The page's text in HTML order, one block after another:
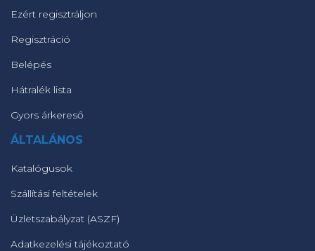
Ezért regisztráljon
Regisztráció
Belépés
Hátralék lista
Gyors árkereső
ÁLTALÁNOS
Katalógusok
Szállítási feltételek
Üzletszabályzat (ASZF)
Adatkezelési tájékoztató